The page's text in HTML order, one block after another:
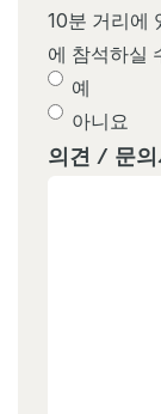
10분 거리에
에 참석하실
예
아니요
의견 / 문